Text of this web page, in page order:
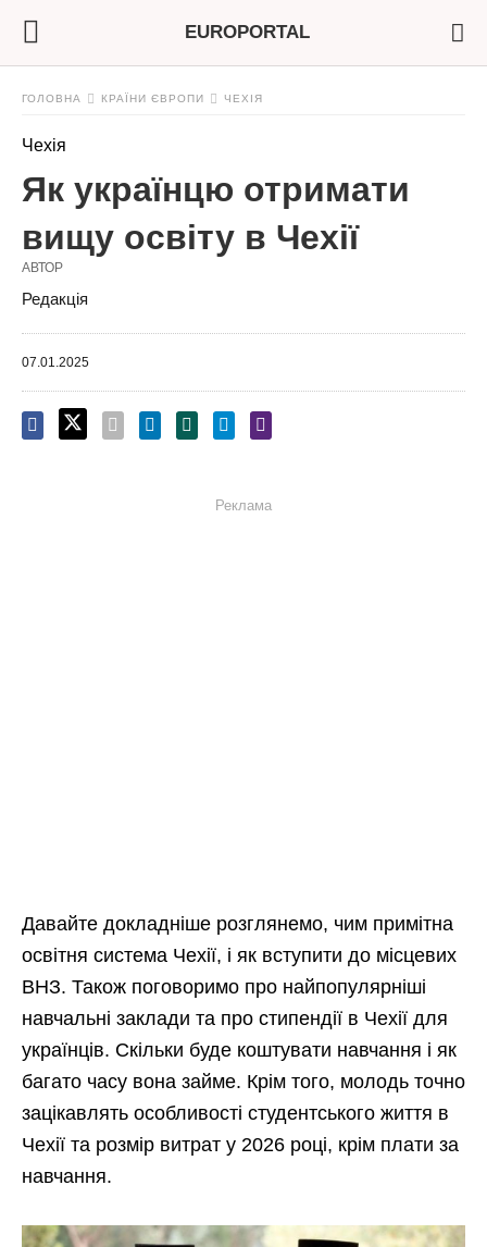
EUROPORTAL
ГОЛОВНА КРАЇНИ ЄВРОПИ ЧЕХІЯ
Чехія
Як українцю отримати
вищу освіту в Чехії
АВТОР
Редакція
07.01.2025
Реклама
Давайте докладніше розглянемо, чим примітна
освітня система Чехії, і як вступити до місцевих
ВНЗ. Також поговоримо про найпопулярніші
навчальні заклади та про стипендії в Чехії для
українців. Скільки буде коштувати навчання і як
багато часу вона займе. Крім того, молодь точно
зацікавлять особливості студентського життя в
Чехії та розмір витрат у 2026 році, крім плати за
навчання.